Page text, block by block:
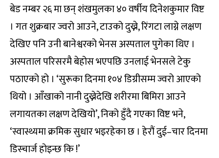
बेड नम्बर २६ मा छन् शंखमुलका ४० वर्षीय दिनेशकुमार विष्ट
। गत शुक्रबार ज्वरो आउने, टाउको दुख्ने, रिंगटा लाग्ने लक्षण
देखिए पनि उनी बानेश्वरको भेनस अस्पताल पुगेका थिए ।
अस्पताल परिसरमै बेहोस भएपछि उनलाई भेनसले टेकु
पठाएको हो । ‘सुरूका दिनमा १०४ डिग्रीसम्म ज्वरो आएको
थियो । आँखाको नानी दुख्नेदेखि शरीरमा बिमिरा आउने
लगायतका लक्षण देखियो’, निको हुँदै गएका विष्ट भने,
‘स्वास्थ्यमा क्रमिक सुधार भइरहेका छ । हेरौं दुई–चार दिनमा
डिस्चार्ज होइन्छ कि !’